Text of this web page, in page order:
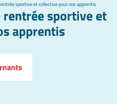
rentrée sportive et collective pour nos apprentis
rentrée sportive et
apprentis